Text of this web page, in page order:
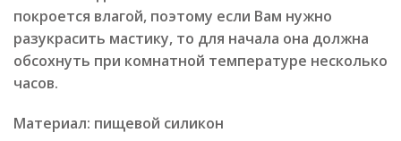
покроется влагой, поэтому если Вам нужно
разукрасить мастику, то для начала она должна
обсохнуть при комнатной температуре несколько
часов.
Материал: пищевой силикон